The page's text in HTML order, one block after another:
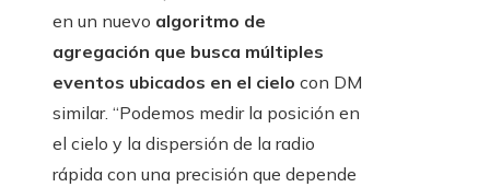
en un nuevo algoritmo de
agregación que busca múltiples
eventos ubicados en el cielo con DM
similar. “Podemos medir la posición en
el cielo y la dispersión de la radio
rápida con una precisión que depende